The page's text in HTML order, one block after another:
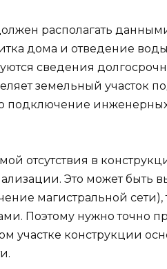
располагать
дома и отведение
сведения
земельный участок
подключение
отсутствия в
Это может быть
магистральной сети),
Поэтому нужно точно
участке конструкции